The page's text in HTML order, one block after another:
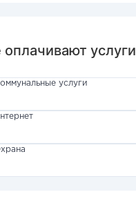
услуги
услуги